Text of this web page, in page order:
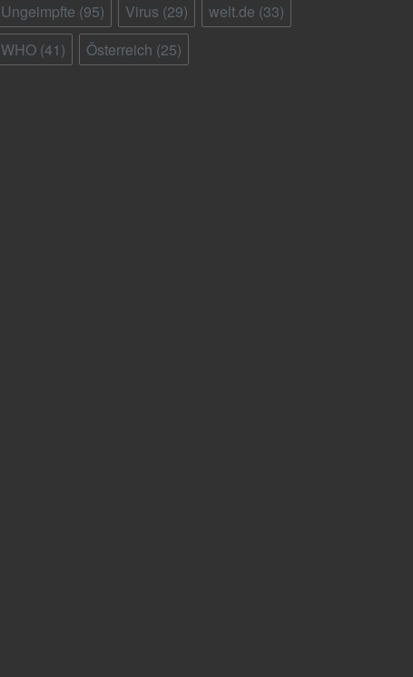
Ungeimpfte (95) Virus (29) welt.de (33)
WHO (41) Österreich (25)